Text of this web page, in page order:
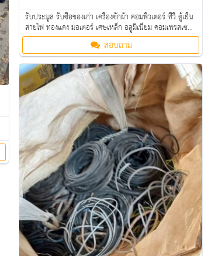
รับประมูล รับซื้อของเก่า เครื่องซักผ้า คอมพิวเตอร์ ทีวี ตู้เย็น
สายไฟ ทองแดง มอเตอร์ เศษเหล็ก อลูมิเนียม คอมเพรสเซอร์
แอร์เก่า ตามโรงงาน โรงแรม อพาร์ทเม้นท์ ให้ราคาดี คุยง่าย
จ่ายคล่อง รับซื้อเงินสดถึงที่ สนใจทักมาสอบถามหรือส่งรูป
มาสอบถามได้ค่ะ
สอบถาม